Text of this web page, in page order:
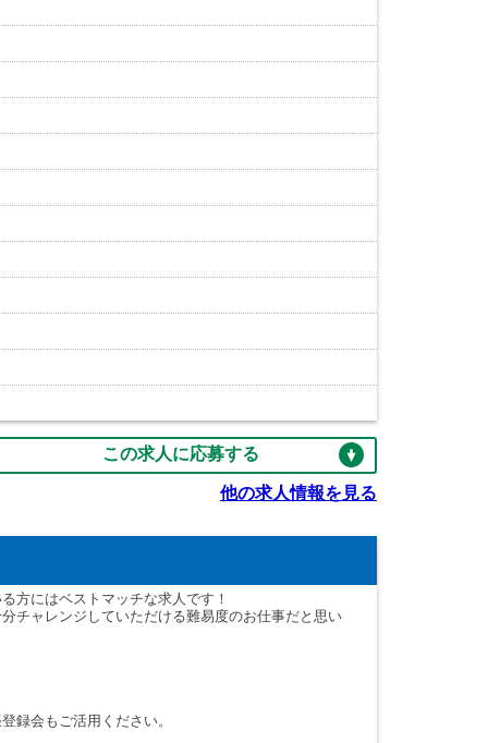
この求人に応募する
他の求人情報を見る
方にはベストマッチな求人です！
チャレンジしていただける難易度のお仕事だと思い
録会もご活用ください。